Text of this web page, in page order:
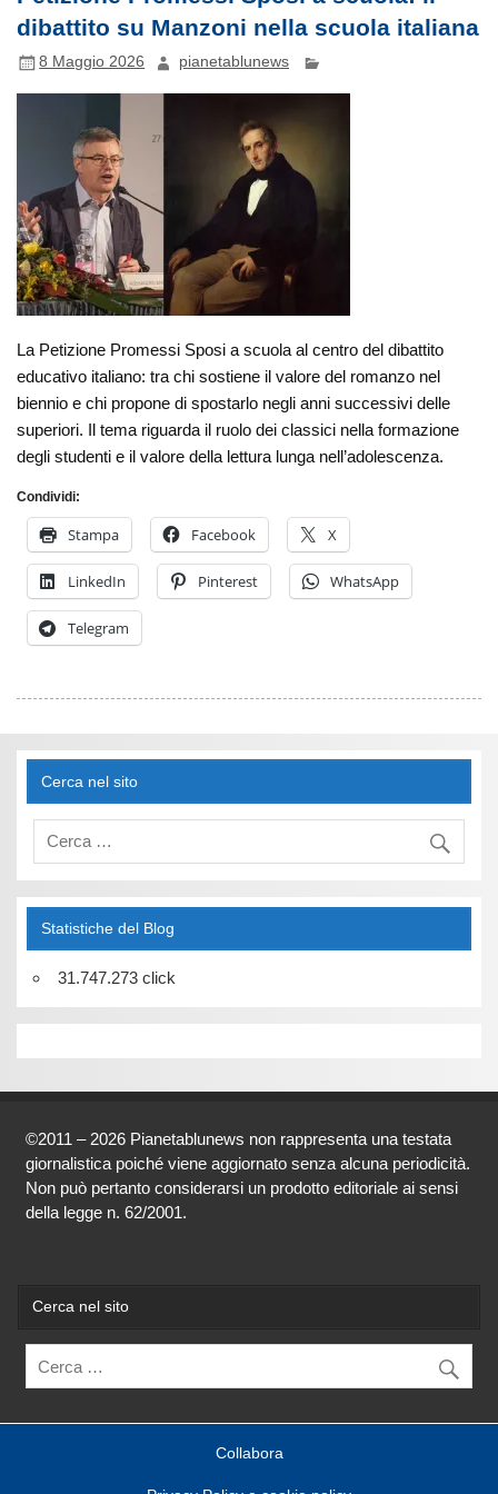
dibattito su Manzoni nella scuola italiana
8 Maggio 2026 pianetablunews
La Petizione Promessi Sposi a scuola al centro del dibattito
educativo italiano: tra chi sostiene il valore del romanzo nel
biennio e chi propone di spostarlo negli anni successivi delle
superiori. Il tema riguarda il ruolo dei classici nella formazione
degli studenti e il valore della lettura lunga nell’adolescenza.
Condividi:
Stampa Facebook X
LinkedIn Pinterest WhatsApp
Telegram
Cerca nel sito
Statistiche del Blog
31.747.273 click
©2011 – 2026 Pianetablunews non rappresenta una testata
giornalistica poiché viene aggiornato senza alcuna periodicità.
Non può pertanto considerarsi un prodotto editoriale ai sensi
della legge n. 62/2001.
Cerca nel sito
Collabora